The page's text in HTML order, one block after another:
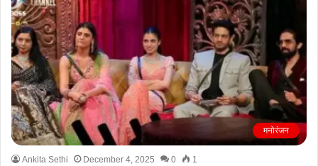
मनोरंजन
Ankita Sethi December 4, 2025 0 1